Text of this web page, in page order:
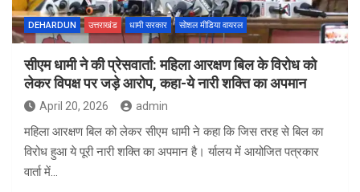
DEHARDUN उत्तराखंड धामी सरकार सोशल मीडिया वायरल
सीएम धामी ने की प्रेसवार्ता: महिला आरक्षण बिल के विरोध को
लेकर विपक्ष पर जड़े आरोप, कहा-ये नारी शक्ति का अपमान
April 20, 2026 admin
महिला आरक्षण बिल को लेकर सीएम धामी ने कहा कि जिस तरह से बिल का
विरोध हुआ ये पूरी नारी शक्ति का अपमान है। र्यालय में आयोजित पत्रकार
वार्ता में…